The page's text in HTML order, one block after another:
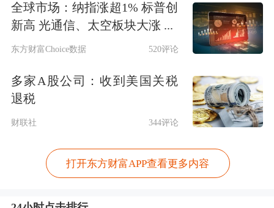
解质替代传统液态电池的电解液与隔
膜，实现“负极—固态电解质—正极”的
花板。不仅直接推动新能源汽车续航迈
向1000km以上，还同时解决了电动垂
“低温性能衰减”等行业难题。
此前，在2025成都国际车展上，上海汽
全球市场：纳指涨超1% 标普创
新高 光通信、太空板块大涨 ...
东方财富Choice数据 520评论
多家A股公司：收到美国关税
退税
财联社 344评论
打开东方财富APP查看更多内容